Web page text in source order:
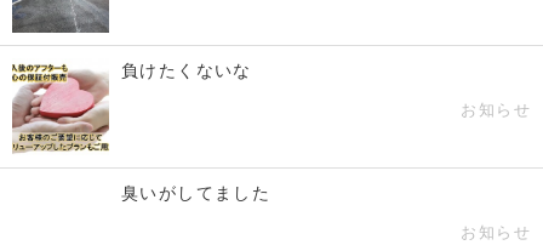
負けたくないな
お知らせ
臭いがしてました
お知らせ